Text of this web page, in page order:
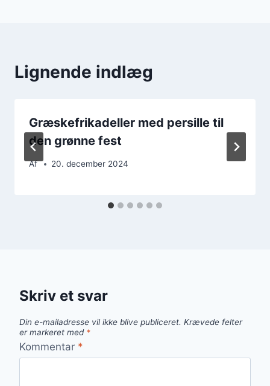
Lignende indlæg
Græskefrikadeller med persille til
den grønne fest
Af 20. december 2024
Skriv et svar
Din e-mailadresse vil ikke blive publiceret. Krævede felter
er markeret med *
Kommentar *